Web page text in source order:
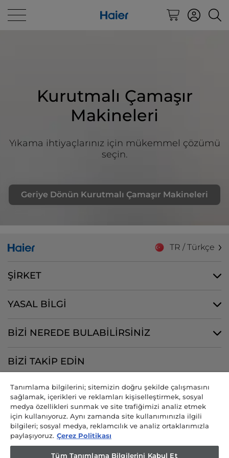
Kurutmalı Çamaşır
Makineleri
Yıkama ihtiyaçlarınız için mükemmel çözümü
seçin.
Geriye Dönün Kurutmalı Çamaşır Makineleri
TR / Türkçe
ŞİRKET
YASAL BİLGİ
BİZİ NEREDE BULABİLİRSİNİZ
BİZİ TAKİP EDİN
CANDY HOOVER GROUP S.r.I. - Tek Hissedar - MERKEZİ OFİS: Via
Comolli, 57 - 20861 Brugherio (MB) - İtalya - İDARİ OFİSLER: Via
Privata Eden Fumagalli snc - 20861 Brugherio (MB) ve Via Trento n.
+39.039.2086.237 - Sermaye 35.000.000.00 € iv - Vergi kodu ve
Tanımlama bilgilerini; sitemizin doğru şekilde çalışmasını
sağlamak, içerikleri ve reklamları kişiselleştirmek, sosyal
medya özellikleri sunmak ve site trafiğimizi analiz etmek
için kullanıyoruz. Aynı zamanda site kullanımınızla ilgili
bilgileri; sosyal medya, reklamcılık ve analiz ortaklarımızla
paylaşıyoruz. Çerez Politikası
Tüm Tanımlama Bilgilerini Kabul Et